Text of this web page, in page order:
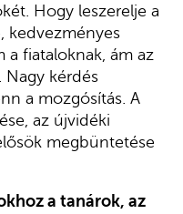
Hogy leszerelje a
kedvezményes
a fiataloknak, ám az
kérdés
a mozgósítás. A
az újvidéki
megbüntetése
a tanárok, az